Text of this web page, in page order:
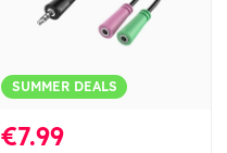
SUMMER DEALS
€7.99